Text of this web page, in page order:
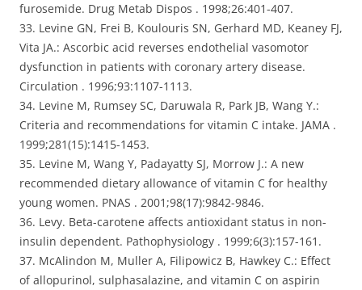
furosemide. Drug Metab Dispos . 1998;26:401-407.
33. Levine GN, Frei B, Koulouris SN, Gerhard MD, Keaney FJ,
Vita JA.: Ascorbic acid reverses endothelial vasomotor
dysfunction in patients with coronary artery disease.
Circulation . 1996;93:1107-1113.
34. Levine M, Rumsey SC, Daruwala R, Park JB, Wang Y.:
Criteria and recommendations for vitamin C intake. JAMA .
1999;281(15):1415-1453.
35. Levine M, Wang Y, Padayatty SJ, Morrow J.: A new
recommended dietary allowance of vitamin C for healthy
young women. PNAS . 2001;98(17):9842-9846.
36. Levy. Beta-carotene affects antioxidant status in non-
insulin dependent. Pathophysiology . 1999;6(3):157-161.
37. McAlindon M, Muller A, Filipowicz B, Hawkey C.: Effect
of allopurinol, sulphasalazine, and vitamin C on aspirin